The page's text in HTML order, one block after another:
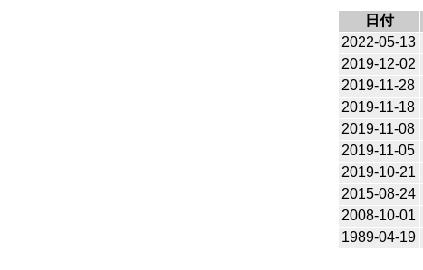
日付
2022-05-13
2019-12-02
2019-11-28
2019-11-18
2019-11-08
2019-11-05
2019-10-21
2015-08-24
2008-10-01
1989-04-19